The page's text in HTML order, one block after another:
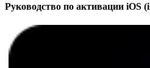
Руководство по активации iOS